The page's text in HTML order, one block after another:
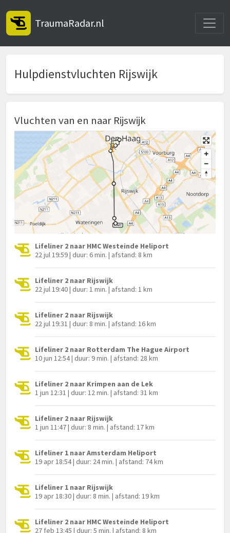
TraumaRadar.nl
Hulpdienstvluchten Rijswijk
Vluchten van en naar Rijswijk
Lifeliner 2 naar HMC Westeinde Heliport
22 jul 19:59 | duur: 6 min. | afstand: 8 km
Lifeliner 2 naar Rijswijk
22 jul 19:40 | duur: 1 min. | afstand: 1 km
Lifeliner 2 naar Rijswijk
22 jul 19:31 | duur: 8 min. | afstand: 16 km
Lifeliner 2 naar Rotterdam The Hague Airport
10 jun 12:54 | duur: 9 min. | afstand: 28 km
Lifeliner 2 naar Krimpen aan de Lek
1 jun 12:31 | duur: 12 min. | afstand: 31 km
Lifeliner 2 naar Rijswijk
1 jun 11:47 | duur: 8 min. | afstand: 17 km
Lifeliner 1 naar Amsterdam Heliport
19 apr 18:54 | duur: 24 min. | afstand: 74 km
Lifeliner 1 naar Rijswijk
19 apr 18:30 | duur: 8 min. | afstand: 19 km
Lifeliner 2 naar HMC Westeinde Heliport
27 feb 13:45 | duur: 5 min. | afstand: 8 km